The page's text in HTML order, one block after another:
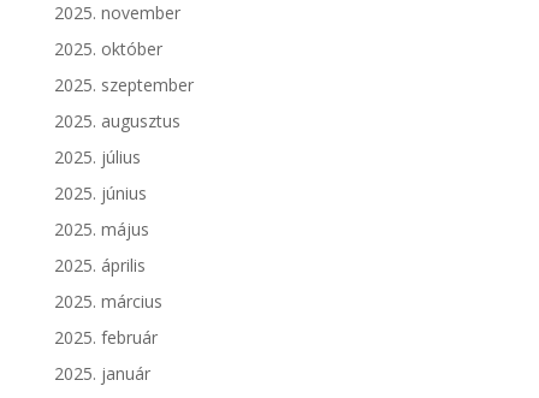
2025. november
2025. október
2025. szeptember
2025. augusztus
2025. július
2025. június
2025. május
2025. április
2025. március
2025. február
2025. január